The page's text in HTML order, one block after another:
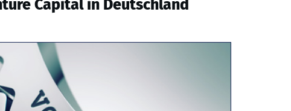
Capital in Deutschland